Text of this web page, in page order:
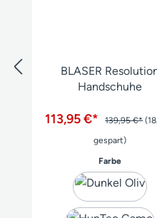
BLASER
Handschuhe
113,95 €* 139,95 €*
gespart)
Farbe